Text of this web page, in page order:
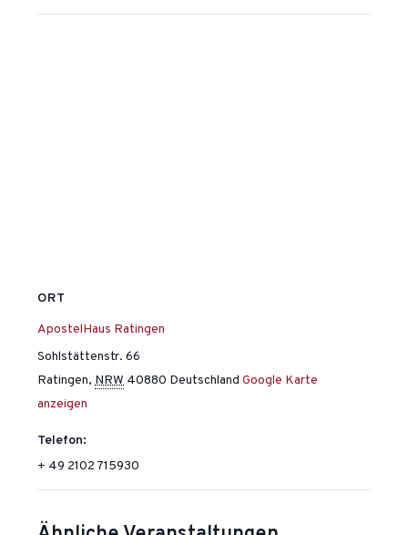
ORT
ApostelHaus Ratingen
Sohlstättenstr. 66
Ratingen, NRW 40880 Deutschland Google Karte
anzeigen
Telefon:
+ 49 2102 715930